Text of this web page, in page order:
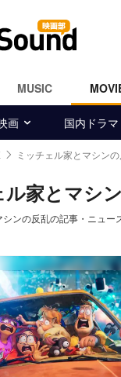
MUSIC
画 国内ドラマ
ミッチェル家とマシン
ル家とマシ
シンの反乱の記事・ニュー